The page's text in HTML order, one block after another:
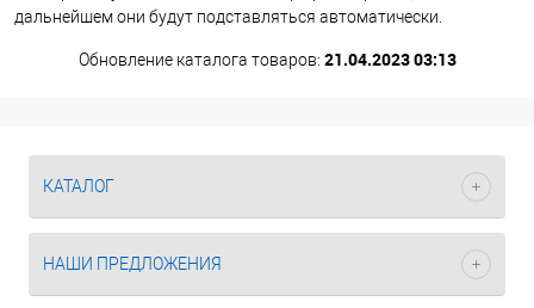
дальнейшем они будут подставляться автоматически.
Обновление каталога товаров: 21.04.2023 03:13
КАТАЛОГ
НАШИ ПРЕДЛОЖЕНИЯ